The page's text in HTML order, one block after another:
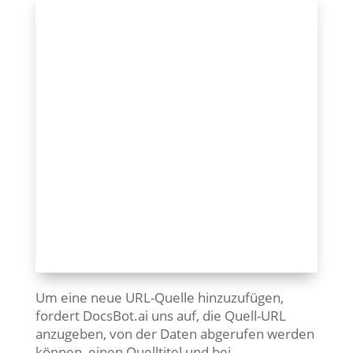
Um eine neue URL-Quelle hinzuzufügen,
fordert DocsBot.ai uns auf, die Quell-URL
anzugeben, von der Daten abgerufen werden